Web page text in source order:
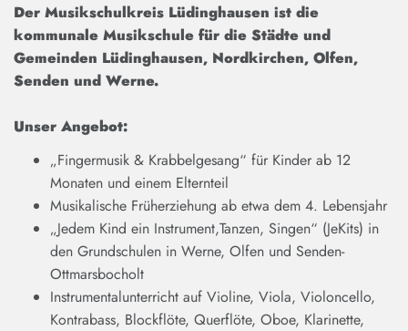
Der Musikschulkreis Lüdinghausen ist die
kommunale Musikschule für die Städte und
Gemeinden Lüdinghausen, Nordkirchen, Olfen,
Senden und Werne.
Unser Angebot:
„Fingermusik & Krabbelgesang“ für Kinder ab 12
Monaten und einem Elternteil
Musikalische Früherziehung ab etwa dem 4. Lebensjahr
„Jedem Kind ein Instrument,Tanzen, Singen“ (JeKits) in
den Grundschulen in Werne, Olfen und Senden-
Ottmarsbocholt
Instrumentalunterricht auf Violine, Viola, Violoncello,
Kontrabass, Blockflöte, Querflöte, Oboe, Klarinette,